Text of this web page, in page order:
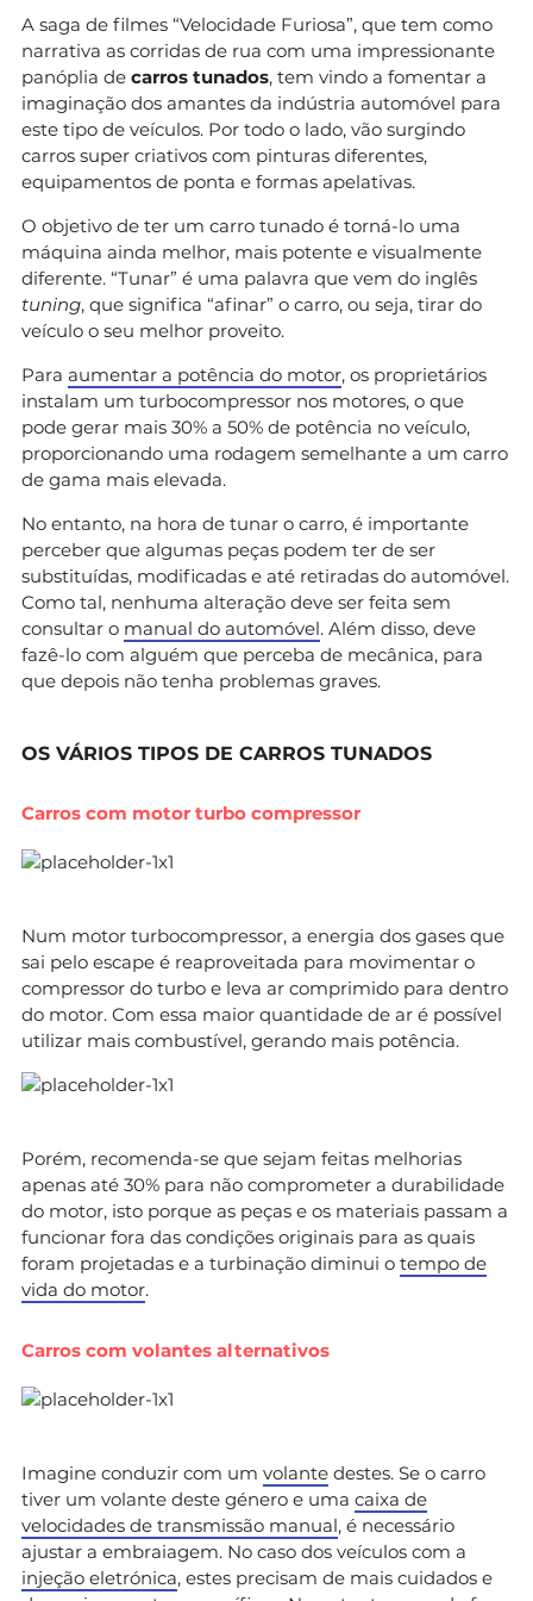
A saga de filmes “Velocidade Furiosa”, que tem como
narrativa as corridas de rua com uma impressionante
panóplia de carros tunados, tem vindo a fomentar a
imaginação dos amantes da indústria automóvel para
este tipo de veículos. Por todo o lado, vão surgindo
carros super criativos com pinturas diferentes,
equipamentos de ponta e formas apelativas.
O objetivo de ter um carro tunado é torná-lo uma
máquina ainda melhor, mais potente e visualmente
diferente. “Tunar” é uma palavra que vem do inglês
tuning, que significa “afinar” o carro, ou seja, tirar do
veículo o seu melhor proveito.
Para aumentar a potência do motor, os proprietários
instalam um turbocompressor nos motores, o que
pode gerar mais 30% a 50% de potência no veículo,
proporcionando uma rodagem semelhante a um carro
de gama mais elevada.
No entanto, na hora de tunar o carro, é importante
perceber que algumas peças podem ter de ser
substituídas, modificadas e até retiradas do automóvel.
Como tal, nenhuma alteração deve ser feita sem
consultar o manual do automóvel. Além disso, deve
fazê-lo com alguém que perceba de mecânica, para
que depois não tenha problemas graves.
OS VÁRIOS TIPOS DE CARROS TUNADOS
Carros com motor turbo compressor
Num motor turbocompressor, a energia dos gases que
sai pelo escape é reaproveitada para movimentar o
compressor do turbo e leva ar comprimido para dentro
do motor. Com essa maior quantidade de ar é possível
utilizar mais combustível, gerando mais potência.
Porém, recomenda-se que sejam feitas melhorias
apenas até 30% para não comprometer a durabilidade
do motor, isto porque as peças e os materiais passam a
funcionar fora das condições originais para as quais
foram projetadas e a turbinação diminui o tempo de
vida do motor.
Carros com volantes alternativos
Imagine conduzir com um volante destes. Se o carro
tiver um volante deste género e uma caixa de
velocidades de transmissão manual, é necessário
ajustar a embraiagem. No caso dos veículos com a
injeção eletrónica, estes precisam de mais cuidados e